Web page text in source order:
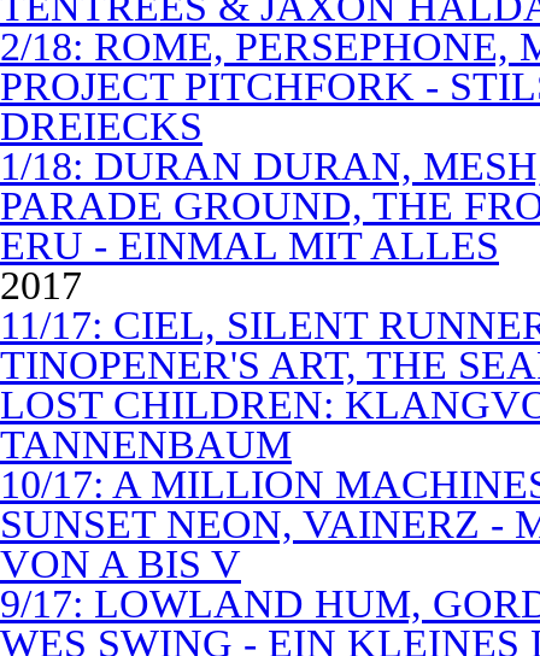
2/18: ROME,
PROJECT PITCHFORK -
DREIECKS
1/18: DURAN DURAN,
PARADE GROUND, THE
ERU - EINMAL MIT ALLES
2017
11/17: CIEL, SILENT
TINOPENER'S ART, THE
LOST CHILDREN:
TANNENBAUM
10/17: A MILLION
SUNSET NEON, VAINERZ -
VON A BIS V
9/17: LOWLAND HUM,
WES SWING - EIN KLEINES